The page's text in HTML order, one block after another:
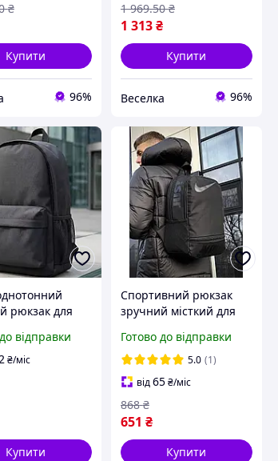
₴
Купити
96%
1 313₴
1 969.50 ₴
Купити
Веселка 96%
рюкзак для
міцний
відправки
₴/міс
Купити
Спортивний рюкзак
зручний місткий для
матеріалів для
ноутбука чорний Nike
Готово до відправки
5.0 (1)
від65₴/міс
651 ₴
868 ₴
Купити